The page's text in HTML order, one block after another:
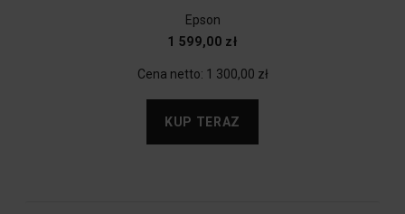
Epson
1 599,00 zł
Cena netto: 1 300,00 zł
KUP TERAZ